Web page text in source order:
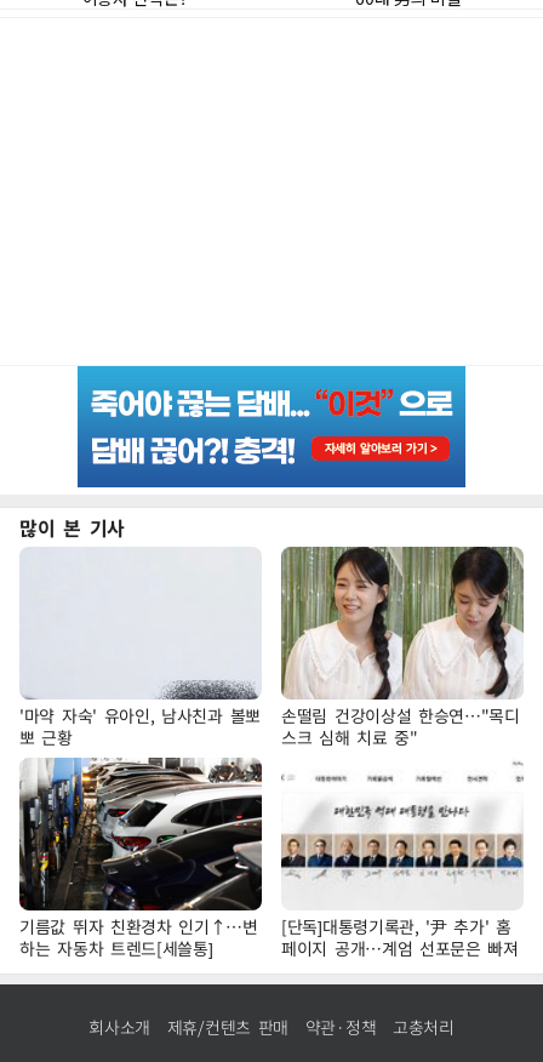
많이 본 기사
'마약 자숙' 유아인, 남사친과 볼뽀
뽀 근황
손떨림 건강이상설 한승연…"목디
스크 심해 치료 중"
기름값 뛰자 친환경차 인기↑…변
하는 자동차 트렌드[세쓸통]
[단독]대통령기록관, '尹 추가' 홈
페이지 공개…계엄 선포문은 빠져
회사소개 제휴/컨텐츠 판매 약관·정책 고충처리